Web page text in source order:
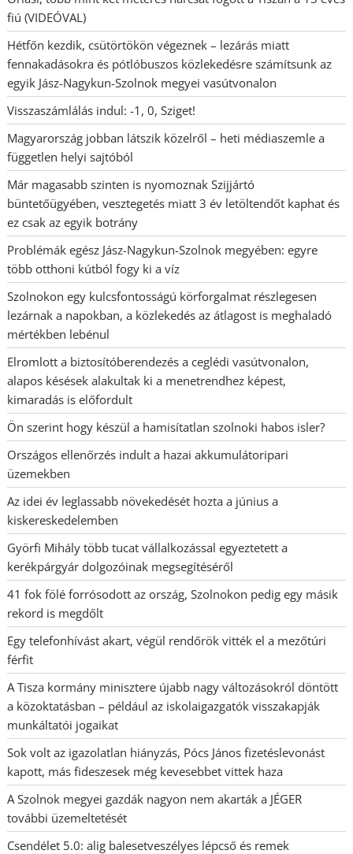
fiú (VIDEÓVAL)
Hétfőn kezdik, csütörtökön végeznek – lezárás miatt
fennakadásokra és pótlóbuszos közlekedésre számítsunk az
egyik Jász-Nagykun-Szolnok megyei vasútvonalon
Visszaszámlálás indul: -1, 0, Sziget!
Magyarország jobban látszik közelről – heti médiaszemle a
független helyi sajtóból
Már magasabb szinten is nyomoznak Szijjártó
büntetőügyében, vesztegetés miatt 3 év letöltendőt kaphat és
ez csak az egyik botrány
Problémák egész Jász-Nagykun-Szolnok megyében: egyre
több otthoni kútból fogy ki a víz
Szolnokon egy kulcsfontosságú körforgalmat részlegesen
lezárnak a napokban, a közlekedés az átlagost is meghaladó
mértékben lebénul
Elromlott a biztosítóberendezés a ceglédi vasútvonalon,
alapos késések alakultak ki a menetrendhez képest,
kimaradás is előfordult
Ön szerint hogy készül a hamisítatlan szolnoki habos isler?
Országos ellenőrzés indult a hazai akkumulátoripari
üzemekben
Az idei év leglassabb növekedését hozta a június a
kiskereskedelemben
Györfi Mihály több tucat vállalkozással egyeztetett a
kerékpárgyár dolgozóinak megsegítéséről
41 fok fölé forrósodott az ország, Szolnokon pedig egy másik
rekord is megdőlt
Egy telefonhívást akart, végül rendőrök vitték el a mezőtúri
férfit
A Tisza kormány minisztere újabb nagy változásokról döntött
a közoktatásban – például az iskolaigazgatók visszakapják
munkáltatói jogaikat
Sok volt az igazolatlan hiányzás, Pócs János fizetéslevonást
kapott, más fideszesek még kevesebbet vittek haza
A Szolnok megyei gazdák nagyon nem akarták a JÉGER
további üzemeltetését
Csendélet 5.0: alig balesetveszélyes lépcső és remek